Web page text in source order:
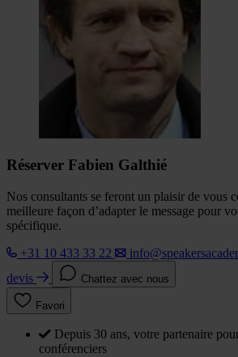
Réserver Fabien Galthié
Nos consultants se feront un plaisir de vous
meilleure façon d’adapter le message pour
spécifique.
+31 10 433 33 22
devis
Chattez avec nous
Favori
Depuis 30 ans, votre partenaire
conférenciers